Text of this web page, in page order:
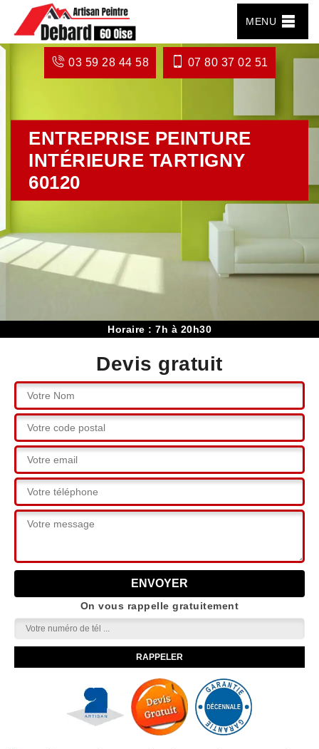
MENU
03 59 28 44 58 07 80 37 02 51
ENTREPRISE PEINTURE
INTÉRIEURE TARTIGNY
60120
Horaire : 7h à 20h30
Devis gratuit
On vous rappelle gratuitement